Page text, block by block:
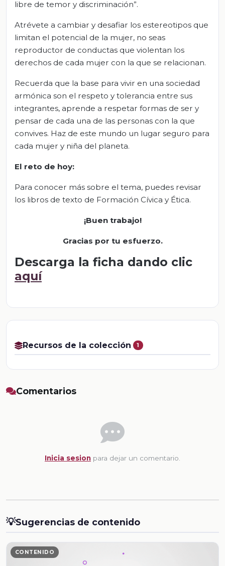
libre de temor y discriminación”.
Atrévete a cambiar y desafiar los estereotipos que
limitan el potencial de la mujer, no seas
reproductor de conductas que violentan los
derechos de cada mujer con la que se relacionan.
Recuerda que la base para vivir en una sociedad
armónica son el respeto y tolerancia entre sus
integrantes, aprende a respetar formas de ser y
pensar de cada una de las personas con la que
convives. Haz de este mundo un lugar seguro para
cada mujer y niña del planeta.
El reto de hoy:
Para conocer más sobre el tema, puedes revisar
los libros de texto de Formación Cívica y Ética.
¡Buen trabajo!
Gracias por tu esfuerzo.
Descarga la ficha dando clic
aquí
Recursos de la colección 1
Comentarios
Inicia sesion para dejar un comentario.
💡Sugerencias de contenido
CONTENIDO